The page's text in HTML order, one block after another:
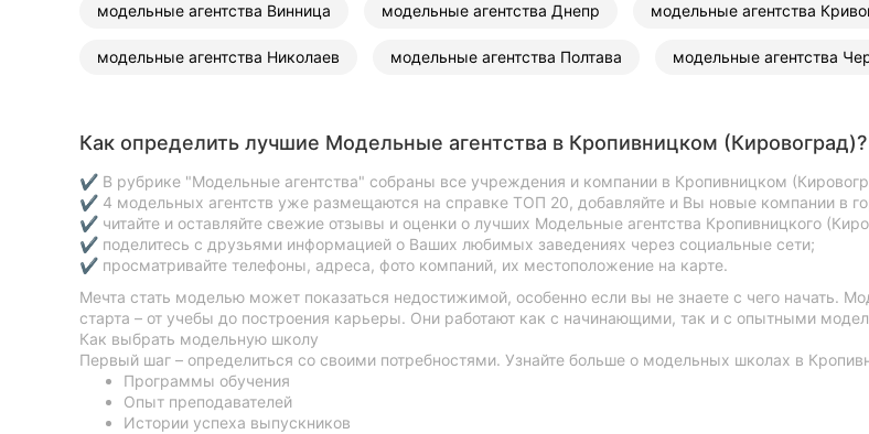
модельные агентства Винница модельные агентства Днепр модельные агентства
модельные агентства Николаев модельные агентства Полтава модельные агентства
Как определить лучшие Модельные агентства в Кропивницком (Кировоград)?
✔ В рубрике "Модельные агентства" собраны все учреждения и компании в Кропивницком
✔ 4 модельных агентств уже размещаются на справке ТОП 20, добавляйте и Вы новые компании в
✔ читайте и оставляйте свежие отзывы и оценки о лучших Модельные агентства Кропивницкого
✔ поделитесь с друзьями информацией о Ваших любимых заведениях через социальные сети;
✔ просматривайте телефоны, адреса, фото компаний, их местоположение на карте.
Мечта стать моделью может показаться недостижимой, особенно если вы не знаете с чего начать.
старта – от учебы до построения карьеры. Они работают как с начинающими, так и с опытными
Как выбрать модельную школу
Первый шаг – определиться со своими потребностями. Узнайте больше о модельных школах в
Программы обучения
Опыт преподавателей
Истории успеха выпускников